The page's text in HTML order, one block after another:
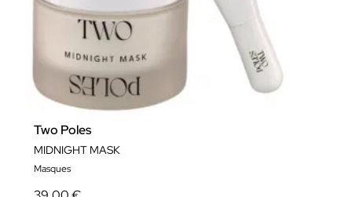
Two Poles
MIDNIGHT MASK
Masques